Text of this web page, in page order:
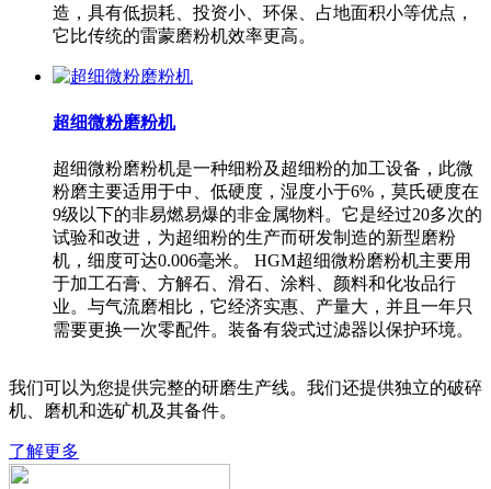
造，具有低损耗、投资小、环保、占地面积小等优点，
它比传统的雷蒙磨粉机效率更高。
超细微粉磨粉机
超细微粉磨粉机是一种细粉及超细粉的加工设备，此微
粉磨主要适用于中、低硬度，湿度小于6%，莫氏硬度在
9级以下的非易燃易爆的非金属物料。它是经过20多次的
试验和改进，为超细粉的生产而研发制造的新型磨粉
机，细度可达0.006毫米。 HGM超细微粉磨粉机主要用
于加工石膏、方解石、滑石、涂料、颜料和化妆品行
业。与气流磨相比，它经济实惠、产量大，并且一年只
需要更换一次零配件。装备有袋式过滤器以保护环境。
我们可以为您提供完整的研磨生产线。我们还提供独立的破碎
机、磨机和选矿机及其备件。
了解更多